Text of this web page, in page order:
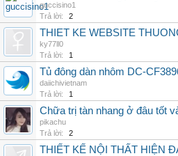
guccisino1
Trả lời:
2
THIET KE WEBSITE
ky77ll0
Trả lời:
1
Tủ đông dàn nhôm DC-
daiichivietnam
Trả lời:
1
Chữa trị tàn nhang ở đâu tốt
pikachu
Trả lời:
2
THIẾT KẾ NỘI THẤT HIỆN